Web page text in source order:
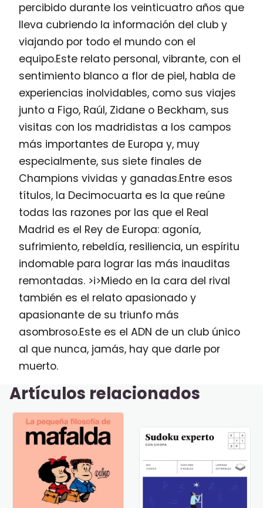
percibido durante los veinticuatro años que
lleva cubriendo la información del club y
viajando por todo el mundo con el
equipo.Este relato personal, vibrante, con el
sentimiento blanco a flor de piel, habla de
experiencias inolvidables, como sus viajes
junto a Figo, Raúl, Zidane o Beckham, sus
visitas con los madridistas a los campos
más importantes de Europa y, muy
especialmente, sus siete finales de
Champions vividas y ganadas.Entre esos
títulos, la Decimocuarta es la que reúne
todas las razones por las que el Real
Madrid es el Rey de Europa: agonía,
sufrimiento, rebeldía, resiliencia, un espíritu
indomable para lograr las más inauditas
remontadas. >i>Miedo en la cara del rival
también es el relato apasionado y
apasionante de su triunfo más
asombroso.Este es el ADN de un club único
al que nunca, jamás, hay que darle por
muerto.
Artículos relacionados